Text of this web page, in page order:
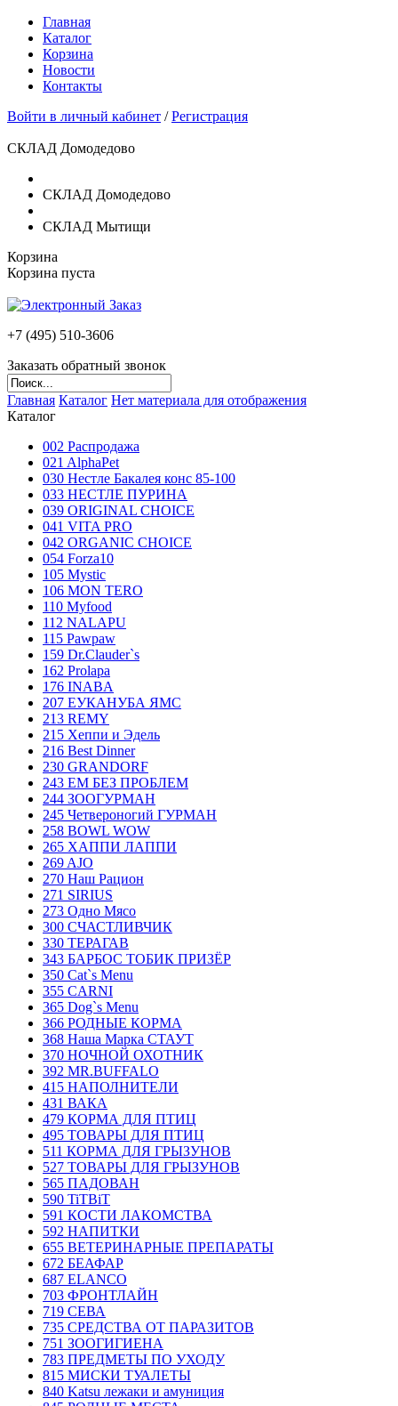
Главная
Каталог
Корзина
Новости
Контакты
Войти в личный кабинет /Регистрация
СКЛАД Домодедово
СКЛАД Домодедово
СКЛАД Мытищи
Корзина
Корзина пуста
+7 (495) 510-3606
Заказать обратный звонок
Главная Каталог Нет материала для отображения
Каталог
002 Распродажа
021 AlphaPet
030 Нестле Бакалея конc 85-100
033 НЕСТЛЕ ПУРИНА
039 ORIGINAL CHOICE
041 VITA PRO
042 ORGANIC CHOICE
054 Forza10
105 Mystic
106 MON TERO
110 Myfood
112 NALAPU
115 Pawpaw
159 Dr.Clauder`s
162 Prolapa
176 INABA
207 ЕУКАНУБА ЯМС
213 REMY
215 Хеппи и Эдель
216 Best Dinner
230 GRANDORF
243 ЕМ БЕЗ ПРОБЛЕМ
244 ЗООГУРМАН
245 Четвероногий ГУРМАН
258 BOWL WOW
265 ХАППИ ЛАППИ
269 AJO
270 Наш Рацион
271 SIRIUS
273 Одно Мясо
300 СЧАСТЛИВЧИК
330 ТЕРАГАВ
343 БАРБОС ТОБИК ПРИЗЁР
350 Cat`s Menu
355 CARNI
365 Dog`s Menu
366 РОДНЫЕ КОРМА
368 Наша Марка СТАУТ
370 НОЧНОЙ ОХОТНИК
392 MR.BUFFALO
415 НАПОЛНИТЕЛИ
431 ВАКА
479 КОРМА ДЛЯ ПТИЦ
495 ТОВАРЫ ДЛЯ ПТИЦ
511 КОРМА ДЛЯ ГРЫЗУНОВ
527 ТОВАРЫ ДЛЯ ГРЫЗУНОВ
565 ПАДОВАН
590 TiTBiT
591 КОСТИ ЛАКОМСТВА
592 НАПИТКИ
655 ВЕТЕРИНАРНЫЕ ПРЕПАРАТЫ
672 БЕАФАР
687 ELANCO
703 ФРОНТЛАЙН
719 СЕВА
735 СРЕДСТВА ОТ ПАРАЗИТОВ
751 ЗООГИГИЕНА
783 ПРЕДМЕТЫ ПО УХОДУ
815 МИСКИ ТУАЛЕТЫ
840 Katsu лежаки и амуниция